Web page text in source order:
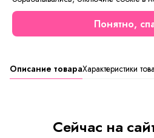
ответит на вопросы, а также
Описание товараХарактеристики
Сейчас на
Понятно,